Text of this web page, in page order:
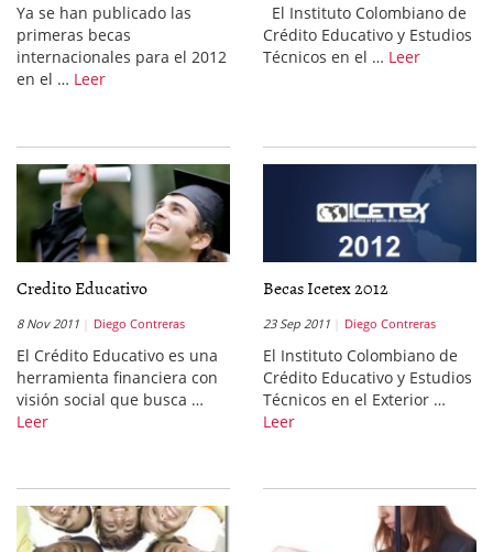
Ya se han publicado las
primeras becas
internacionales para el 2012
en el … Leer
El Instituto Colombiano de
Crédito Educativo y Estudios
Técnicos en el … Leer
Credito Educativo
8 Nov 2011 Diego Contreras
El Crédito Educativo es una
herramienta financiera con
visión social que busca …
Leer
Becas Icetex 2012
23 Sep 2011 Diego Contreras
El Instituto Colombiano de
Crédito Educativo y Estudios
Técnicos en el Exterior …
Leer